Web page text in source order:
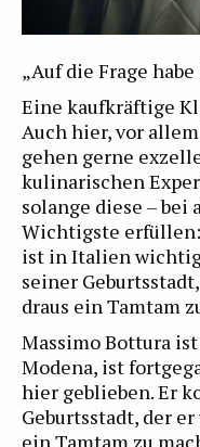
„Auf die Frage
Eine kaufkräftige
Auch hier, vor
gehen gerne
kulinarischen
solange diese – bei
Wichtigste erfüllen:
ist in Italien
seiner
draus ein Tamtam
Massimo Bottura
Modena, ist
hier geblieben. Er
Geburtsstadt, der
ein Tamtam zu